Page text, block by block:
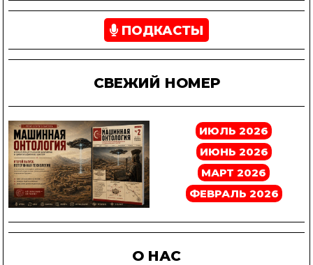
ПОДКАСТЫ
СВЕЖИЙ НОМЕР
ИЮЛЬ 2026
ИЮНЬ 2026
МАРТ 2026
ФЕВРАЛЬ 2026
О НАС